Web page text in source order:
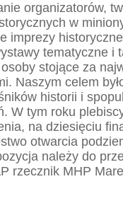
organizatorów,
w
imprezy
tematyczne i
stojące za
Naszym celem
historii i
W tym roku
na dziesięciu
otwarcia
należy do
rzecznik MHP